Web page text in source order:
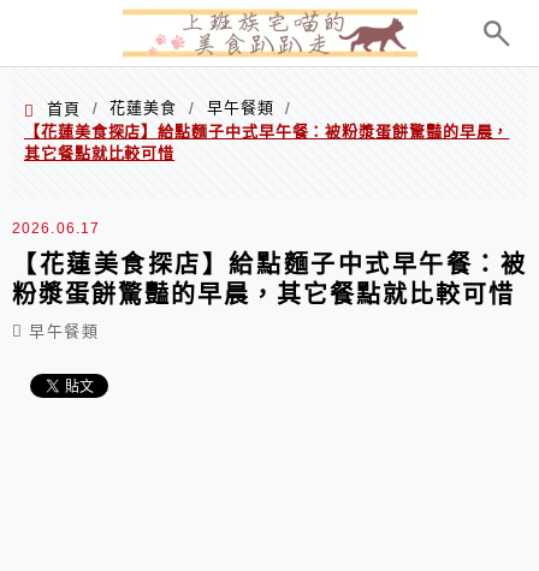
首頁 / 花蓮美食 / 早午餐類
/
【花蓮美食探店】給點麵子中式早午餐：被粉漿蛋餅驚豔的早晨，
其它餐點就比較可惜
2026.06.17
【花蓮美食探店】給點麵子中式早午餐：被
粉漿蛋餅驚豔的早晨，其它餐點就比較可惜
早午餐類